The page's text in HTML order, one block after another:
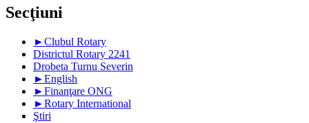
Secţiuni
►Clubul Rotary
Districtul Rotary 2241
Drobeta Turnu Severin
►English
►Finanţare ONG
►Rotary International
Ştiri